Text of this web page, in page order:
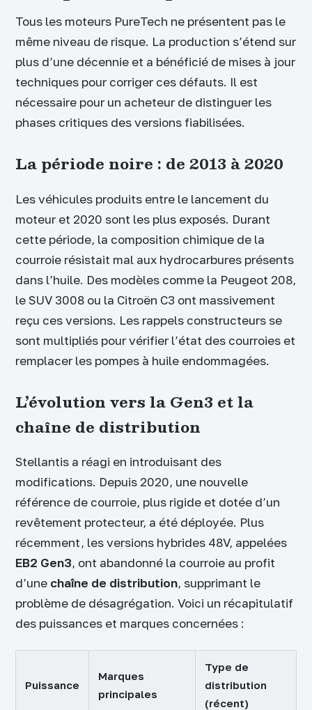
Tous les moteurs PureTech ne présentent pas le
même niveau de risque. La production s’étend sur
plus d’une décennie et a bénéficié de mises à jour
techniques pour corriger ces défauts. Il est
nécessaire pour un acheteur de distinguer les
phases critiques des versions fiabilisées.
La période noire : de 2013 à 2020
Les véhicules produits entre le lancement du
moteur et 2020 sont les plus exposés. Durant
cette période, la composition chimique de la
courroie résistait mal aux hydrocarbures présents
dans l’huile. Des modèles comme la Peugeot 208,
le SUV 3008 ou la Citroën C3 ont massivement
reçu ces versions. Les rappels constructeurs se
sont multipliés pour vérifier l’état des courroies et
remplacer les pompes à huile endommagées.
L’évolution vers la Gen3 et la
chaîne de distribution
Stellantis a réagi en introduisant des
modifications. Depuis 2020, une nouvelle
référence de courroie, plus rigide et dotée d’un
revêtement protecteur, a été déployée. Plus
récemment, les versions hybrides 48V, appelées
EB2 Gen3, ont abandonné la courroie au profit
d’une chaîne de distribution, supprimant le
problème de désagrégation. Voici un récapitulatif
des puissances et marques concernées :
Puissance
Marques
principales
Type de
distribution
(récent)